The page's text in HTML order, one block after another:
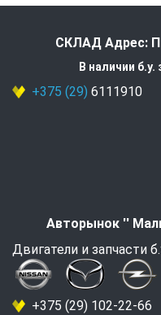
СКЛАД Адрес:
В наличии
+375 (29) 6111910
Авторынок ''
Двигатели и запчасти
+375 (29) 102-22-66